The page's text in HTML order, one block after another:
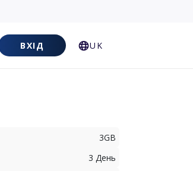
ВХІД UK
3GB
3 День